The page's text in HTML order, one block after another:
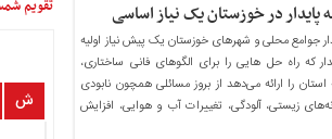
در خوزستان یک نیاز اساسی
جوامع محلی و شهرهای خوزستان یک پیش نیاز اولیه
که راه حل هایی را برای الگوهای فانی ساختاری،
را ارائه می‌دهد از بروز مسائلی همچون نابودی
زیستی، آلودگی، تغییرات آب و هوایی، افزایش
تقویم
ش